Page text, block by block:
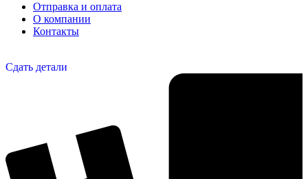
Отправка и оплата
О компании
Контакты
Сдать детали